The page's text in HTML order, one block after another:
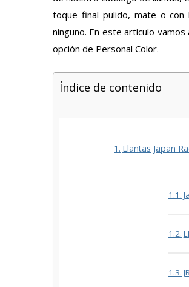
toque final pulido, mate o con
ninguno. En este artículo
opción de Personal Color.
Índice de contenido
Llantas Japan